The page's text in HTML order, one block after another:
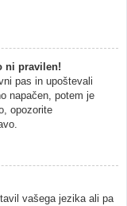
ni pravilen!
pas in upoštevali
napačen, potem je
opozorite
vašega jezika ali pa